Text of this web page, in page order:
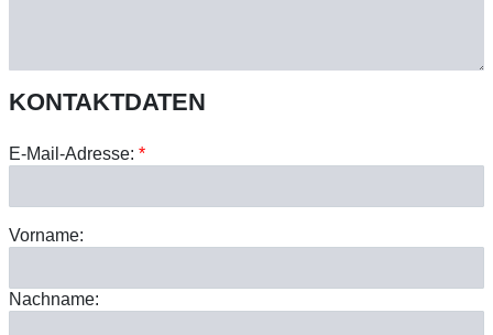
KONTAKTDATEN
E-Mail-Adresse: *
Vorname:
Nachname: